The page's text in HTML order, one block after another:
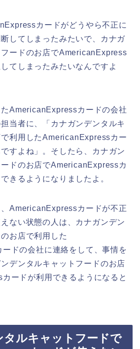
カードがどうやら不正に
してしまったみたいで、カナガ
ードのお店でAmericanExpress
てしまったみたいなんですよ
AmericanExpressカードの会社
当者に、「カナガンデンタルキ
利用したAmericanExpressカー
すよね」。そしたら、カナガン
ドのお店でAmericanExpressカ
きるようになりましたよ。
AmericanExpressカードが不正
ない状態の人は、カナガンデン
お店で利用した
ドの会社に連絡をして、事情を
デンタルキャットフードのお店
ードが利用できるようになると
タルキャットフードで